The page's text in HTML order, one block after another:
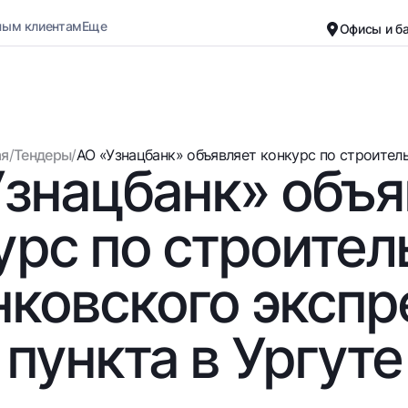
Вклады
Для всех
До востребования
Евро
Возможно все
До востребования USD
Для всех USD
Золотой депозит
Карты
Бесплатные
Премиальные
UzCard/HUMO
Visa
Visa FIFA
Mastercard
клиентамЕще Офисы и
Черно-белая версия
Включить озвучивание
/Тендеры/АО «Узнацбанк» объявляет конкурс по
по
пункта в Ургуте